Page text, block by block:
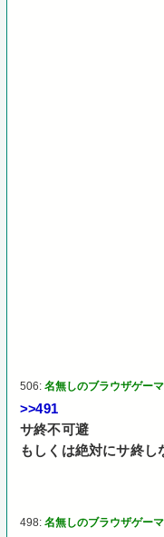
506:名無しのブラウザゲー
>>491
サ終不可避
もしくは絶対にサ終
498:名無しのブラウザゲー